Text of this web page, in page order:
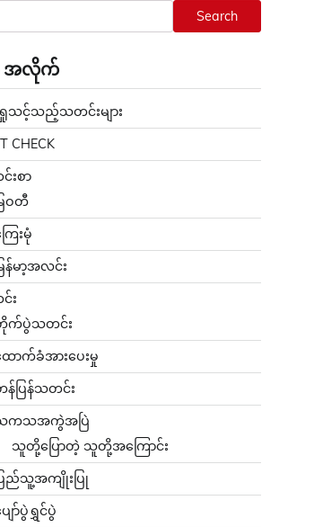
Search
အလိုက်
သင့်သည့်သတင်းများ
CHECK
းစာ
ြဝတီ
ေးမုံ
ြန်မာ့အလင်း
း
က်ပွဲသတင်း
ာက်ခံအားပေးမှု
န်ပြန်သတင်း
ကသအကွဲအပြဲ
သူတို့ပြောတဲ့ သူတို့အကြောင်း
ြည်သူ့အကျိုးပြု
ော်ပွဲရွှင်ပွဲ